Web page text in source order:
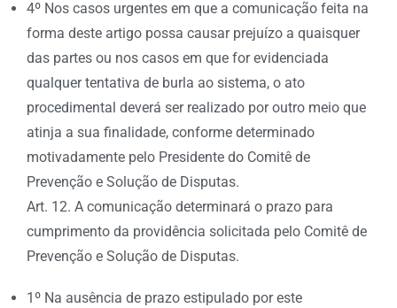
4º Nos casos urgentes em que a comunicação feita na
forma deste artigo possa causar prejuízo a quaisquer
das partes ou nos casos em que for evidenciada
qualquer tentativa de burla ao sistema, o ato
procedimental deverá ser realizado por outro meio que
atinja a sua finalidade, conforme determinado
motivadamente pelo Presidente do Comitê de
Prevenção e Solução de Disputas.
Art. 12. A comunicação determinará o prazo para
cumprimento da providência solicitada pelo Comitê de
Prevenção e Solução de Disputas.
1º Na ausência de prazo estipulado por este